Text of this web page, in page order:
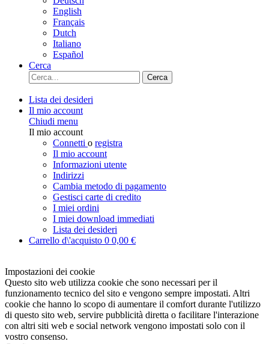
English
Français
Dutch
Italiano
Español
Cerca
Cerca
Lista dei desideri
Il mio account
Chiudi menu
Il mio account
Connetti o registra
Il mio account
Informazioni utente
Indirizzi
Cambia metodo di pagamento
Gestisci carte di credito
I miei ordini
I miei download immediati
Lista dei desideri
Carrello d\'acquisto 0 0,00 €
Impostazioni dei cookie
Questo sito web utilizza cookie che sono necessari per il
funzionamento tecnico del sito e vengono sempre impostati. Altri
cookie che hanno lo scopo di aumentare il comfort durante l'utilizzo
di questo sito web, servire pubblicità diretta o facilitare l'interazione
con altri siti web e social network vengono impostati solo con il
vostro consenso.